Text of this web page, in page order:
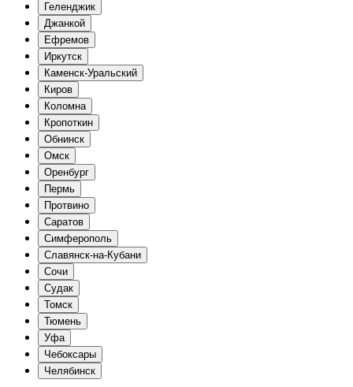
Геленджик
Джанкой
Ефремов
Иркутск
Каменск-Уральский
Киров
Коломна
Кропоткин
Обнинск
Омск
Оренбург
Пермь
Протвино
Саратов
Симферополь
Славянск-на-Кубани
Сочи
Судак
Томск
Тюмень
Уфа
Чебоксары
Челябинск